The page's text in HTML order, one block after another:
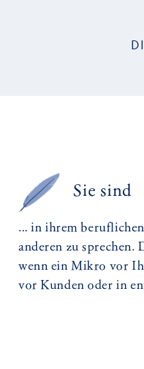
Sie sind
... in ihrem
anderen zu sprechen.
wenn ein Mikro vor
vor Kunden oder in